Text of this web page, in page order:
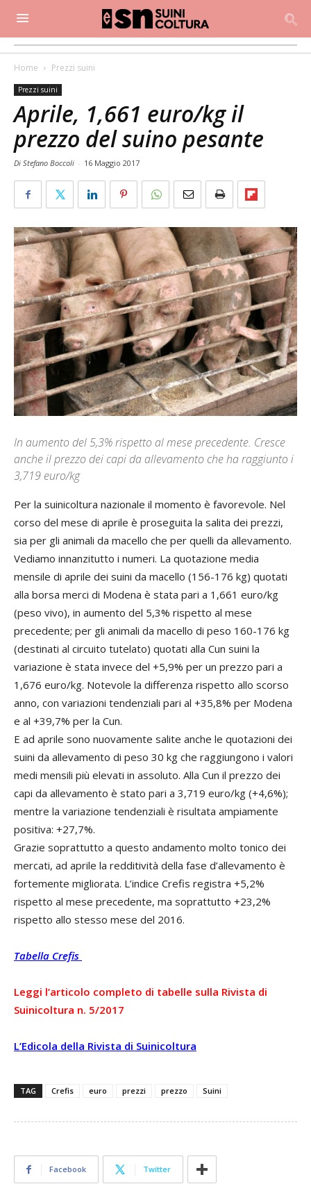
Home Prezzi suini
Prezzi suini
Aprile, 1,661 euro/kg il
prezzo del suino pesante
Di Stefano Boccoli - 16 Maggio 2017
In aumento del 5,3% rispetto al mese precedente. Cresce
anche il prezzo dei capi da allevamento che ha raggiunto i
3,719 euro/kg
Per la suinicoltura nazionale il momento è favorevole. Nel
corso del mese di aprile è proseguita la salita dei prezzi,
sia per gli animali da macello che per quelli da allevamento.
Vediamo innanzitutto i numeri. La quotazione media
mensile di aprile dei suini da macello (156-176 kg) quotati
alla borsa merci di Modena è stata pari a 1,661 euro/kg
(peso vivo), in aumento del 5,3% rispetto al mese
precedente; per gli animali da macello di peso 160-176 kg
(destinati al circuito tutelato) quotati alla Cun suini la
variazione è stata invece del +5,9% per un prezzo pari a
1,676 euro/kg. Notevole la differenza rispetto allo scorso
anno, con variazioni tendenziali pari al +35,8% per Modena
e al +39,7% per la Cun.
E ad aprile sono nuovamente salite anche le quotazioni dei
suini da allevamento di peso 30 kg che raggiungono i valori
medi mensili più elevati in assoluto. Alla Cun il prezzo dei
capi da allevamento è stato pari a 3,719 euro/kg (+4,6%);
mentre la variazione tendenziali è risultata ampiamente
positiva: +27,7%.
Grazie soprattutto a questo andamento molto tonico dei
mercati, ad aprile la redditività della fase d’allevamento è
fortemente migliorata. L’indice Crefis registra +5,2%
rispetto al mese precedente, ma soprattutto +23,2%
rispetto allo stesso mese del 2016.
Tabella Crefis
Leggi l’articolo completo di tabelle sulla Rivista di
Suinicoltura n. 5/2017
L’Edicola della Rivista di Suinicoltura
TAG Crefis euro prezzi prezzo Suini
Facebook Twitter